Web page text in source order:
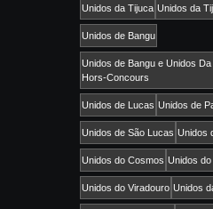
Unidos da Tijuca Unidos da
Unidos de Bangu
Unidos de Bangu e Unidos
Hors-Concours
Unidos de Lucas Unidos de
Unidos de São Lucas Unidos
Unidos do Cosmos Unidos
Unidos do Viradouro Unidos